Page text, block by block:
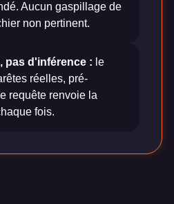
Aucun gaspillage de
non pertinent.
pas d'inférence : le
réelles, pré-
requête renvoie la
fois.